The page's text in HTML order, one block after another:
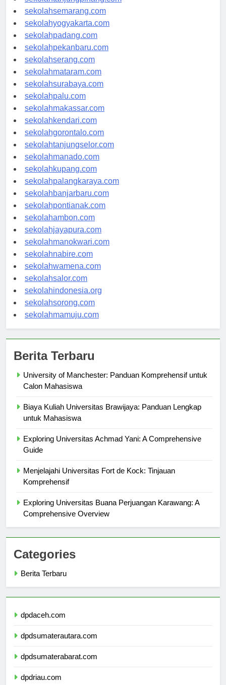
sekolahtanjungpinang.com
sekolahsemarang.com
sekolahyogyakarta.com
sekolahpadang.com
sekolahpekanbaru.com
sekolahserang.com
sekolahmataram.com
sekolahsurabaya.com
sekolahpalu.com
sekolahmakassar.com
sekolahkendari.com
sekolahgorontalo.com
sekolahtanjungselor.com
sekolahmanado.com
sekolahkupang.com
sekolahpalangkaraya.com
sekolahbanjarbaru.com
sekolahpontianak.com
sekolahambon.com
sekolahjayapura.com
sekolahmanokwari.com
sekolahnabire.com
sekolahwamena.com
sekolahsalor.com
sekolahindonesia.org
sekolahsorong.com
University of Manchester: Panduan Komprehensif untuk
Biaya Kuliah Universitas Brawijaya: Panduan Lengkap
Exploring Universitas Achmad Yani: A Comprehensive
Menjelajahi Universitas Fort de Kock: Tinjauan
Exploring Universitas Buana Perjuangan Karawang: A
Categories